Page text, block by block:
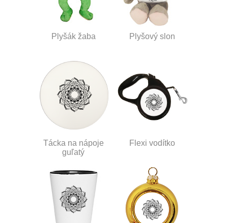
Plyšák žaba Plyšový slon
Tácka na nápoje
guľatý
Flexi vodítko